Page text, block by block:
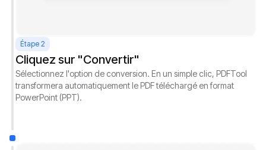
Étape 2
Cliquez sur "Convertir"
Sélectionnez l'option de conversion. En un simple clic, PDFTool
transformera automatiquement le PDF téléchargé en format
PowerPoint (PPT).